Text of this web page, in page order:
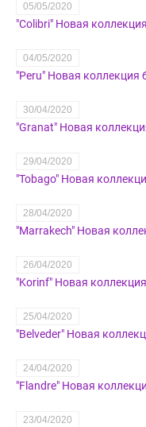
05/05/2020
"Colibri" Новая
04/05/2020
"Peru" Новая коллекция
30/04/2020
"Granat" Новая
29/04/2020
"Tobago" Новая
28/04/2020
"Marrakech" Новая
26/04/2020
"Korinf" Новая
25/04/2020
​"Belveder" Новая
24/04/2020
"Flandre" Новая
23/04/2020